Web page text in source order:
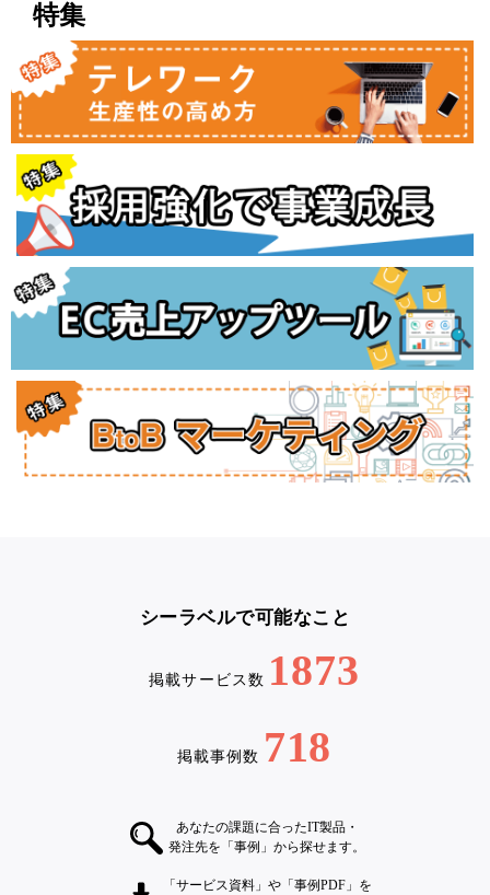
特集
シーラベルで可能なこと
掲載サービス数 1873
掲載事例数 718
あなたの課題に合ったIT製品・
発注先を「事例」から探せます。
「サービス資料」や「事例PDF」を